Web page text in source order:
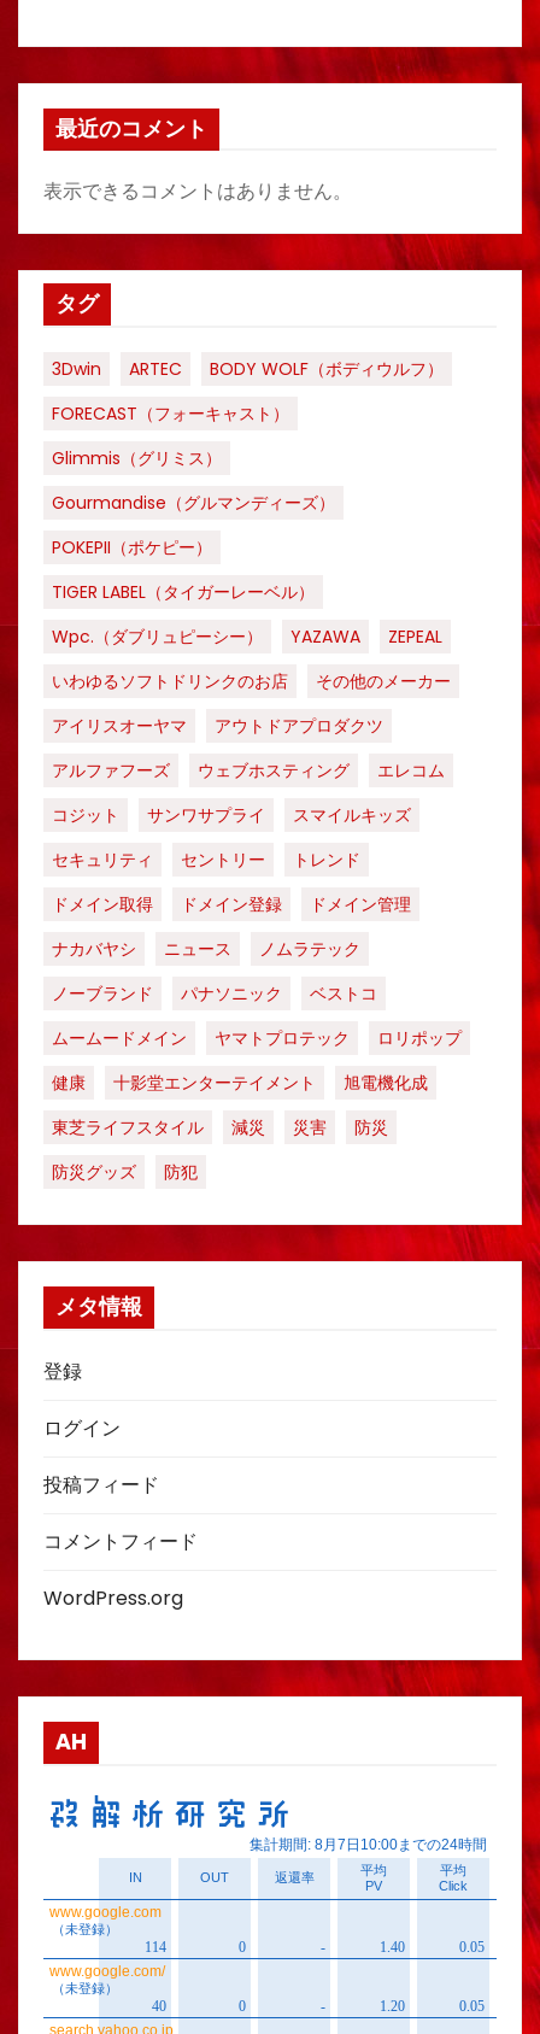
最近のコメント
表示できるコメントはありません。
タグ
3Dwin ARTEC
BODY WOLF（ボディウルフ）
FORECAST（フォーキャスト）
Glimmis（グリミス）
Gourmandise（グルマンディーズ）
POKEPII（ポケピー）
TIGER LABEL（タイガーレーベル）
Wpc.（ダブリュピーシー）
YAZAWA
ZEPEAL
いわゆるソフトドリンクのお店
その他のメーカー
アイリスオーヤマ
アウトドアプロダクツ
アルファフーズ
ウェブホスティング
エレコム
コジット
サンワサプライ
スマイルキッズ
セキュリティ
セントリー
トレンド
ドメイン取得
ドメイン登録
ドメイン管理
ナカバヤシ
ニュース
ノムラテック
ノーブランド
パナソニック
ベストコ
ムームードメイン
ヤマトプロテック
ロリポップ
健康
十影堂エンターテイメント
旭電機化成
東芝ライフスタイル
減災 災害
防災
防災グッズ
防犯
メタ情報
登録
ログイン
投稿フィード
コメントフィード
WordPress.org
AH